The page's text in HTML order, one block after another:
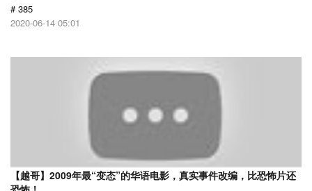
# 385
2020-06-14 05:01
【越哥】2009年最“变态”的华语电影，真实事件改编，比恐怖片还